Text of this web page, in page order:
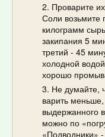
Проварите
Соли возьмите
килограмм
закипания 5
третий - 45
холодной
хорошо
Не думайте,
варить
выдержанного
можно по
«Подводники» -